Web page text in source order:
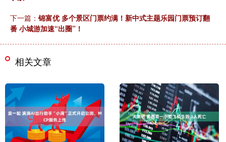
下一篇： 锦富优 多个景区门票约满！新中式主题乐园门票预订翻
番 小城游加速“出圈”！
相关文章